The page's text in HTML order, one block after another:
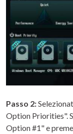
Passo 2:
Option Priorities".
Option #1" e